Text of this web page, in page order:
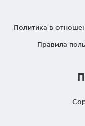
Политика в
Правила